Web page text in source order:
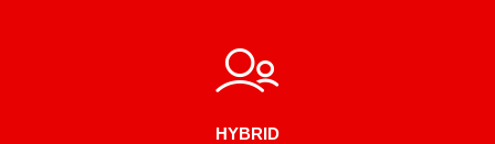
HYBRID